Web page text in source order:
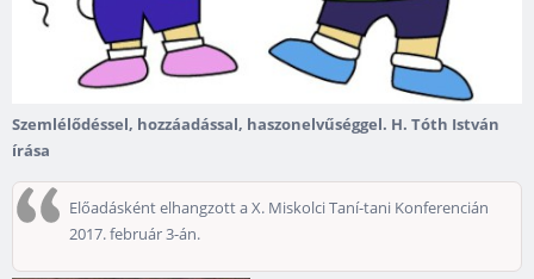
Szemlélődéssel, hozzáadással, haszonelvűséggel. H. Tóth István
írása
Előadásként elhangzott a X. Miskolci Taní-tani Konferencián
2017. február 3-án.